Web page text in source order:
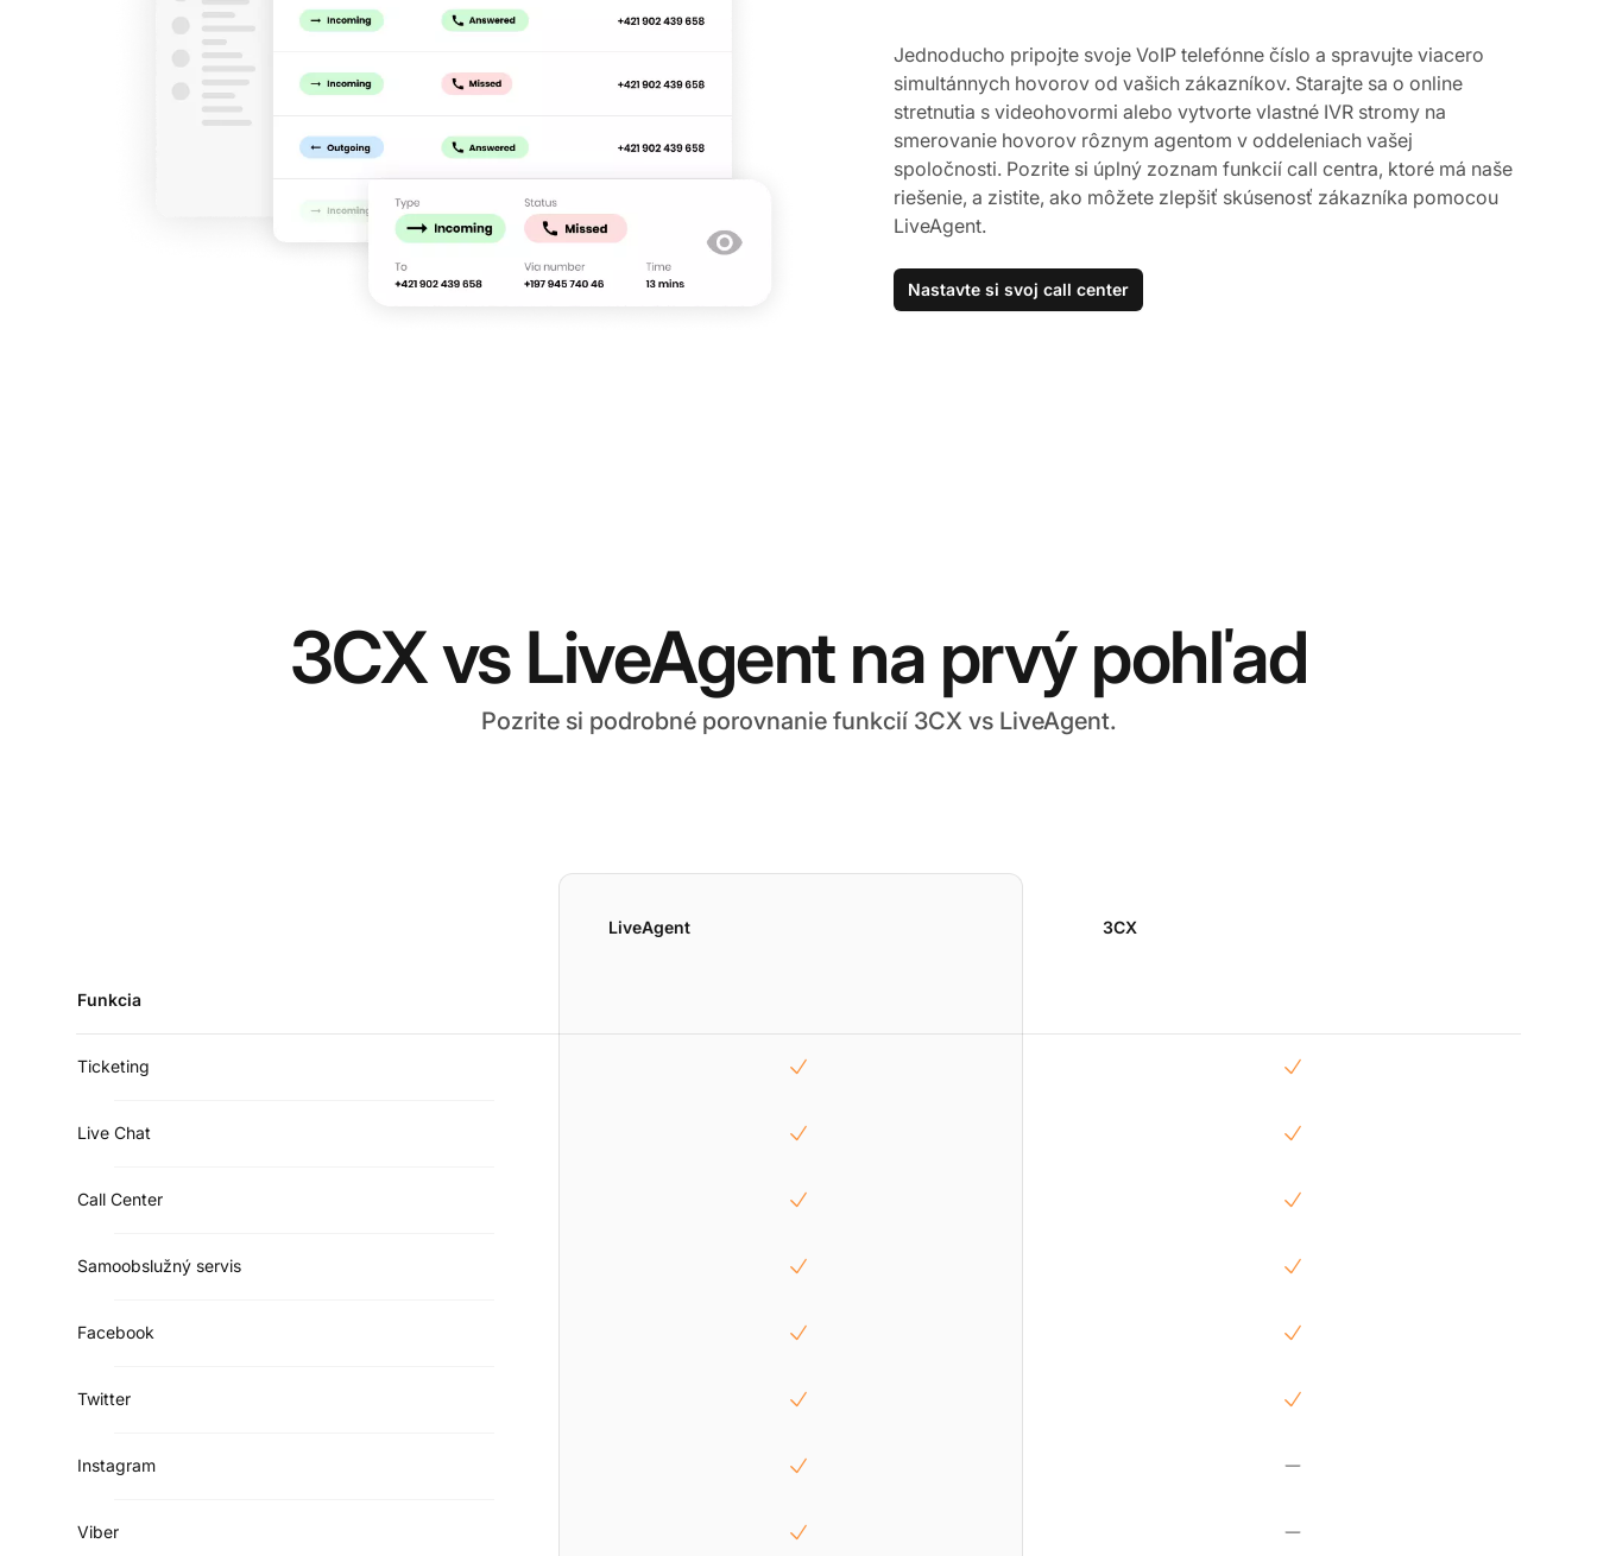
Jednoducho pripojte svoje VoIP telefónne číslo a spravujte viacero
simultánnych hovorov od vašich zákazníkov. Starajte sa o online
stretnutia s videohovormi alebo vytvorte vlastné IVR stromy na
smerovanie hovorov rôznym agentom v oddeleniach vašej
spoločnosti. Pozrite si úplný zoznam funkcií call centra, ktoré má naše
riešenie, a zistite, ako môžete zlepšiť skúsenosť zákazníka pomocou
LiveAgent.
Nastavte si svoj call center
3CX vs LiveAgent na prvý pohľad
Pozrite si podrobné porovnanie funkcií 3CX vs LiveAgent.
LiveAgent 3CX
Funkcia
Ticketing
Live Chat
Call Center
Samoobslužný servis
Facebook
Twitter
Instagram
Viber